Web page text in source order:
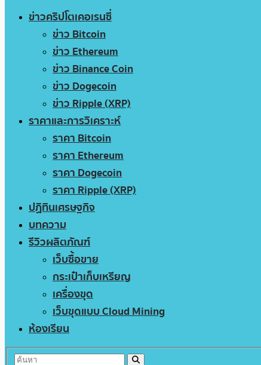
ข่าวคริปโตเคอเรนซี่
ข่าว Bitcoin
ข่าว Ethereum
ข่าว Binance Coin
ข่าว Dogecoin
ข่าว Ripple (XRP)
ราคาและการวิเคราะห์
ราคา Bitcoin
ราคา Ethereum
ราคา Dogecoin
ราคา Ripple (XRP)
ปฏิทินเศรษฐกิจ
บทความ
รีวิวผลิตภัณฑ์
เว็บซื้อขาย
กระเป๋าเก็บเหรียญ
เครื่องขุด
เว็บขุดแบบ Cloud Mining
ห้องเรียน